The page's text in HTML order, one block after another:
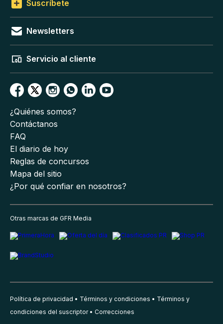
Suscríbete
Newsletters
Servicio al cliente
¿Quiénes somos?
Contáctanos
FAQ
El diario de hoy
Reglas de concursos
Mapa del sitio
¿Por qué confiar en nosotros?
Otras marcas de GFR Media
Política de privacidad Términos y condiciones
Términos y
condiciones del suscriptor
Correcciones